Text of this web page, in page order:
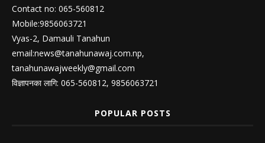
Contact no: 065-560812
Mobile:9856063721
Vyas-2, Damauli Tanahun
email:news@tanahunawaj.com.np,
tanahunawajweekly@gmail.com
विज्ञापनका लागि: 065-560812, 9856063721
POPULAR POSTS